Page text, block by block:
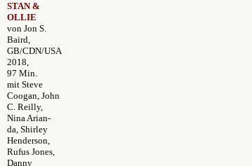
STAN &
OLLIE
von Jon S.
Baird,
GB/CDN/USA
2018,
97 Min.
mit Steve
Coogan, John
C. Reilly,
Nina Arian-
da, Shirley
Henderson,
Rufus Jones,
Danny